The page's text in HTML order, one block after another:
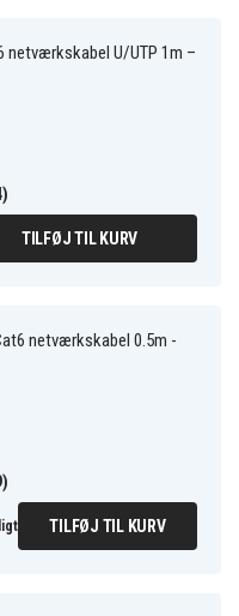
netværkskabel U/UTP 1m –
TILFØJ TIL KURV
netværkskabel 0.5m -
TILFØJ TIL KURV